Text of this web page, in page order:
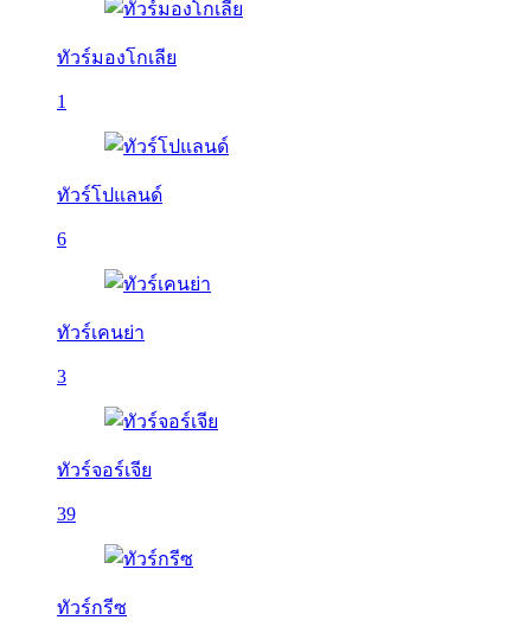
ทัวร์มองโกเลีย
1
ทัวร์โปแลนด์
6
ทัวร์เคนย่า
3
ทัวร์จอร์เจีย
39
ทัวร์กรีซ